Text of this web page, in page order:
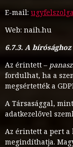
E-mail:
Web: naih.hu
6.7.3. A
Az érintett –
fordulhat, ha a
megsértették a
A Társasággal,
adatkezelővel
Az érintett a pert
megindíthatja.